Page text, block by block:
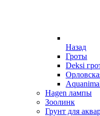
Назад
Гроты
Deksi
Hagen лампы
Зоолинк
Грунт для